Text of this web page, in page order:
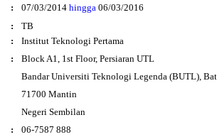
: 07/03/2014 hingga06/03/2016
:
TB
:
Institut Teknologi Pertama
:
Block A1, 1st Floor, Persiaran UTL
Bandar Universiti Teknologi Legenda (BUTL),
71700 Mantin
Negeri Sembilan
:
06-7587 888